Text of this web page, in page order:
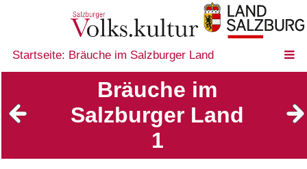
Startseite: Bräuche im Salzburger Land
Bräuche im
Salzburger Land
1